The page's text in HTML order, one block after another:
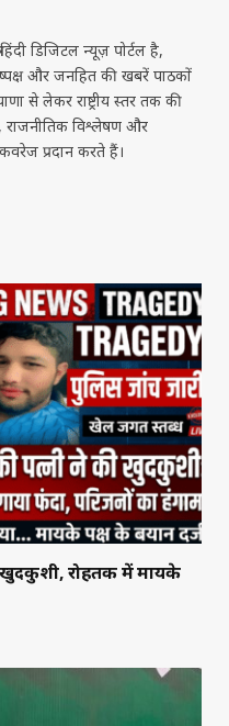
डिजिटल न्यूज़ पोर्टल है,
और जनहित की खबरें पाठकों
से लेकर राष्ट्रीय स्तर तक की
प्रदान करते हैं।
खुदकुशी, रोहतक में मायके